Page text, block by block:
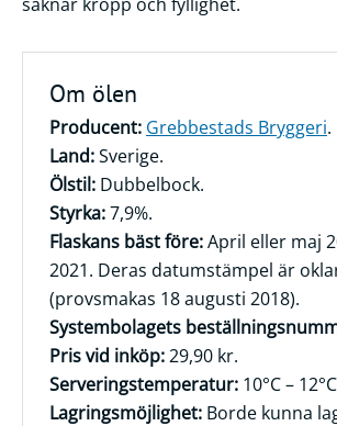
Bryggerier
Ölstilar
Kontakt
Frågor
svar
Ölprovning
YouTube
Om ölen
Producent: Grebbestads Bryggeri.
Land:Sverige.
Ölstil: Dubbelbock.
Styrka:7,9%.
Flaskans bäst före:April eller maj
2021. Deras datumstämpel är
(provsmakas 18 augusti 2018).
Systembolagets
Pris vid inköp:29,90 kr.
Serveringstemperatur: 10°C –
Lagringsmöjlighet: Borde kunna